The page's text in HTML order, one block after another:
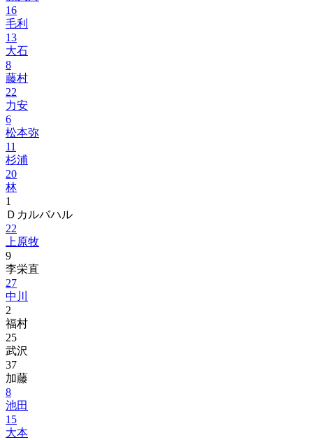
16
毛利
13
大石
8
藤村
22
力安
6
松本弥
11
杉浦
20
林
1
Ｄカルバハル
22
上原牧
9
李栄直
27
中川
2
福村
25
武沢
37
加藤
8
池田
15
大本